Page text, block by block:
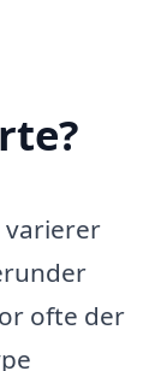
varierer
ofte der